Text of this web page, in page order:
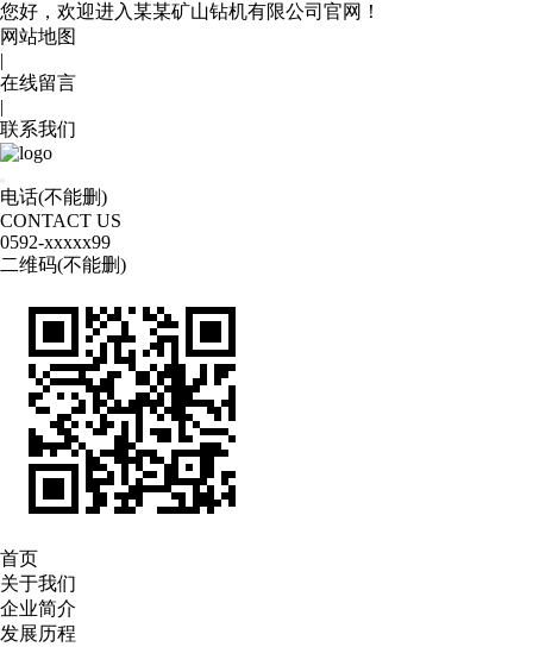
您好，欢迎进入某某矿山钻机有限公司官网！
网站地图
|
在线留言
|
联系我们
电话(不能删)
CONTACT US
0592-xxxxx99
二维码(不能删)
首页
关于我们
企业简介
发展历程